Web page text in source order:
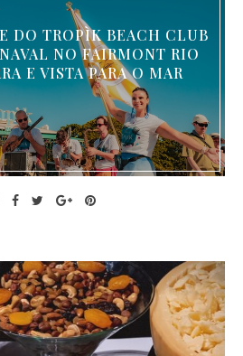
DO TROPÌK BEACH CLUB
NO FAIRMONT RIO
E VISTA PARA O MAR